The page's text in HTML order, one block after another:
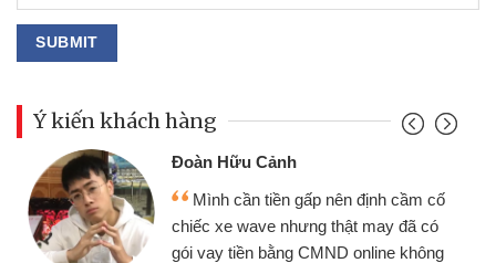
Ý kiến khách hàng
Đoàn Hữu Cảnh
Mình cần tiền gấp nên định cầm cố
chiếc xe wave nhưng thật may đã có
gói vay tiền bằng CMND online không